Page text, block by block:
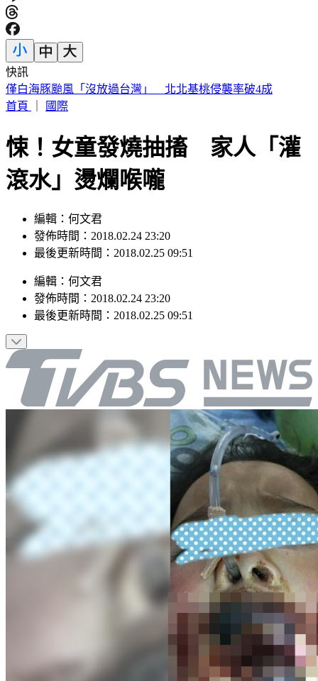
快訊
最高清「太陽貼臉照」曝 神秘漩渦恐是干擾GPS、通訊關鍵
首頁
國際
悚！女童發燒抽搐 家人「灌
滾水」燙爛喉嚨
編輯：何文君
發佈時間：2018.02.24 23:20
最後更新時間：2018.02.25 09:51
編輯 ： 何文君
發佈時間： 2018.02.24 23:20
最後更新時間： 2018.02.25 09:51